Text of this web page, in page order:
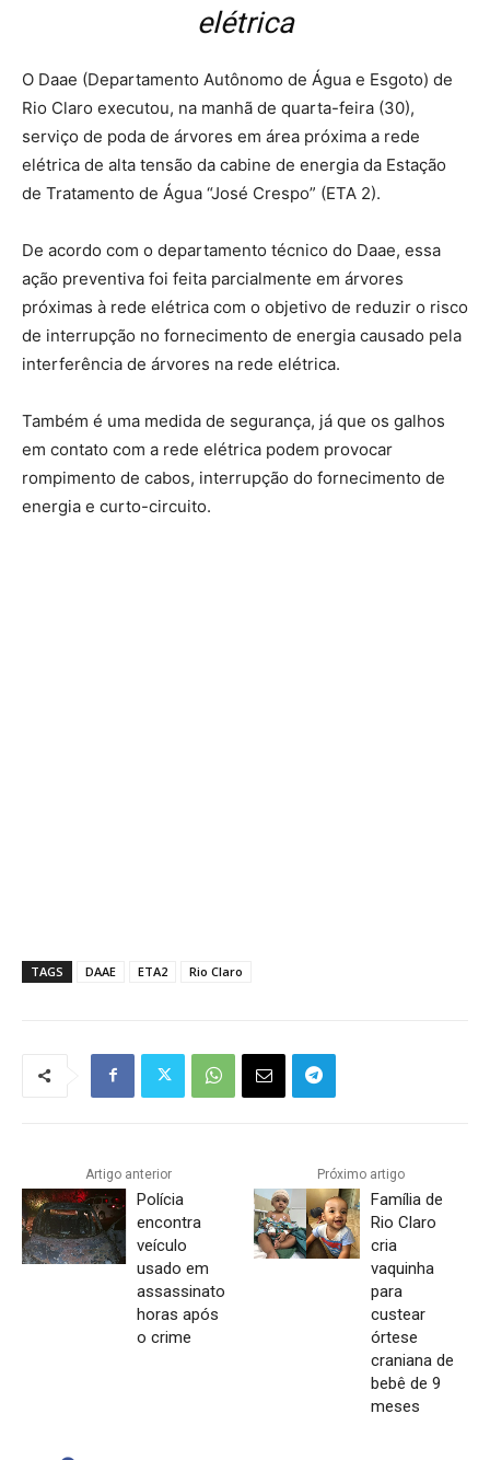
elétrica
O Daae (Departamento Autônomo de Água e Esgoto) de
Rio Claro executou, na manhã de quarta-feira (30),
serviço de poda de árvores em área próxima a rede
elétrica de alta tensão da cabine de energia da Estação
de Tratamento de Água “José Crespo” (ETA 2).
De acordo com o departamento técnico do Daae, essa
ação preventiva foi feita parcialmente em árvores
próximas à rede elétrica com o objetivo de reduzir o risco
de interrupção no fornecimento de energia causado pela
interferência de árvores na rede elétrica.
Também é uma medida de segurança, já que os galhos
em contato com a rede elétrica podem provocar
rompimento de cabos, interrupção do fornecimento de
energia e curto-circuito.
TAGS DAAE ETA2 Rio Claro
Artigo anterior
Polícia
encontra
veículo
usado em
assassinato
horas após
o crime
Próximo artigo
Família de
Rio Claro
cria
vaquinha
para
custear
órtese
craniana de
bebê de 9
meses